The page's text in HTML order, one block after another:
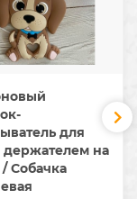
для
держателем на
Собачка